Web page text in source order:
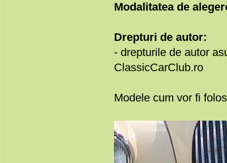
Modalitatea de
Drepturi de autor:
- drepturile de autor
ClassicCarClub.ro
Modele cum vor fi